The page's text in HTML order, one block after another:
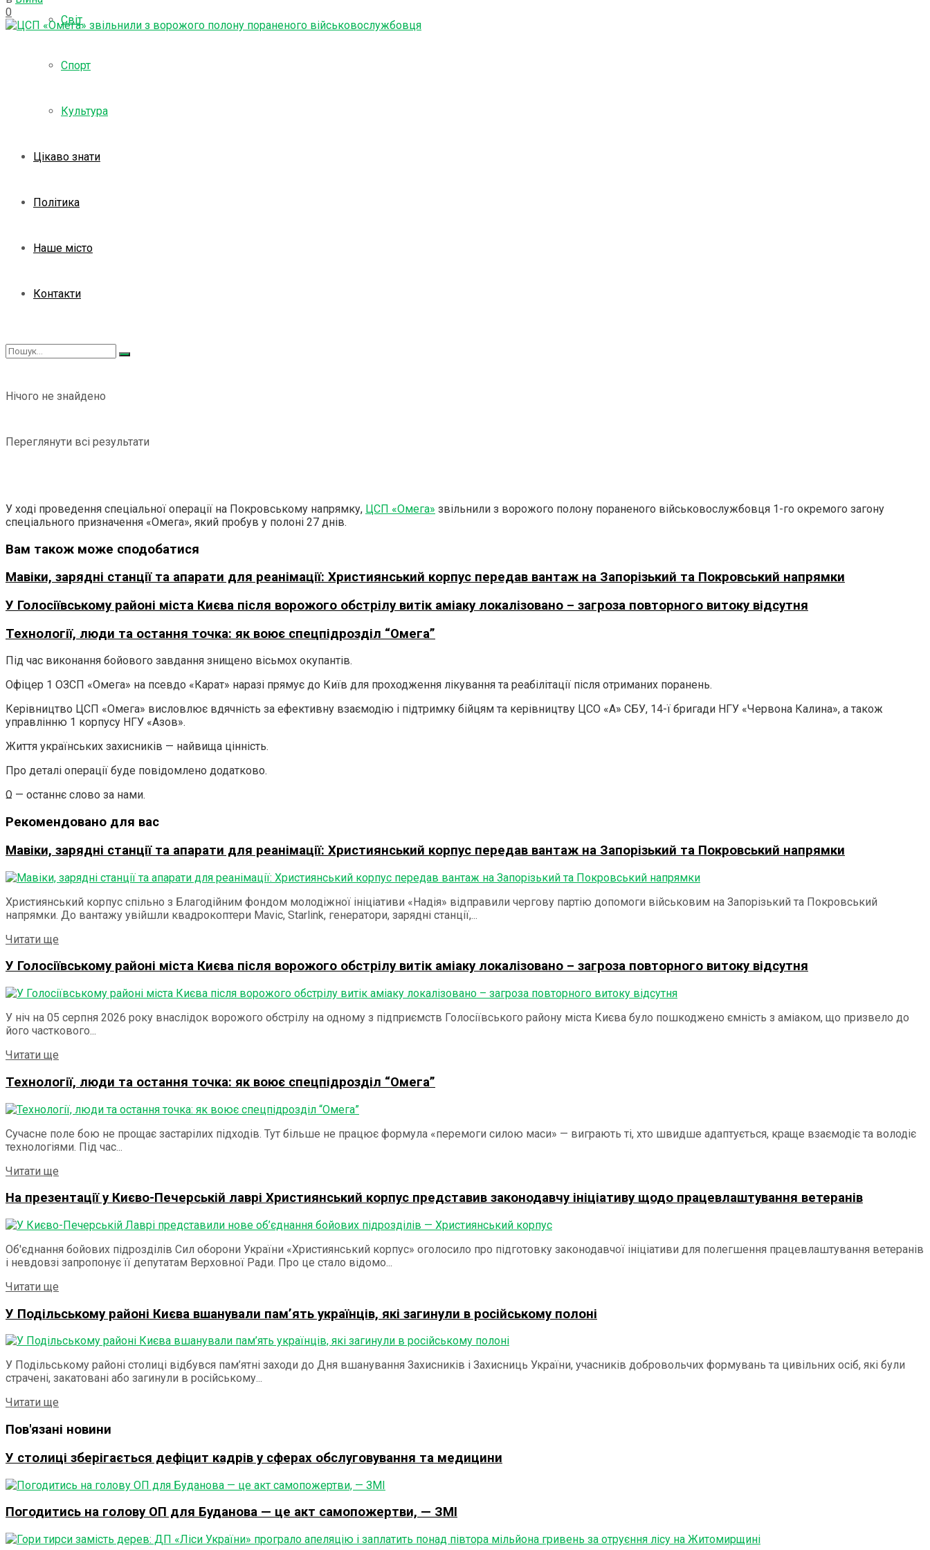
Світ
Спорт
Культура
Цікаво знати
Політика
Наше місто
Контакти
Нічого не знайдено
Переглянути всі результати
0
У ході проведення спеціальної операції на Покровському напрямку, ЦСП «Омега» звільнили з ворожого полону пораненого військовослужбовця 1-го окремого загону
спеціального призначення «Омега», який пробув у полоні 27 днів.
Вам також може сподобатися
Мавіки, зарядні станції та апарати для реанімації: Християнський корпус передав вантаж на Запорізький та Покровський напрямки
У Голосіївському районі міста Києва після ворожого обстрілу витік аміаку локалізовано – загроза повторного витоку відсутня
Технології, люди та остання точка: як воює спецпідрозділ “Омега”
Під час виконання бойового завдання знищено вісьмох окупантів.
Офіцер 1 ОЗСП «Омега» на псевдо «Карат» наразі прямує до Київ для проходження лікування та реабілітації після отриманих поранень.
Керівництво ЦСП «Омега» висловлює вдячність за ефективну взаємодію і підтримку бійцям та керівництву ЦСО «А» СБУ, 14-ї бригади НГУ «Червона Калина», а також
управлінню 1 корпусу НГУ «Азов».
Життя українських захисників — найвища цінність.
Про деталі операції буде повідомлено додатково.
Ω — останнє слово за нами.
Рекомендовано для вас
Мавіки, зарядні станції та апарати для реанімації: Християнський корпус передав вантаж на Запорізький та Покровський напрямки
Християнський корпус спільно з Благодійним фондом молодіжної ініціативи «Надія» відправили чергову партію допомоги військовим на Запорізький та Покровський
напрямки. До вантажу увійшли квадрокоптери Mavic, Starlink, генератори, зарядні станції,...
Читати ще
У Голосіївському районі міста Києва після ворожого обстрілу витік аміаку локалізовано – загроза повторного витоку відсутня
У ніч на 05 серпня 2026 року внаслідок ворожого обстрілу на одному з підприємств Голосіївського району міста Києва було пошкоджено ємність з аміаком, що призвело до
його часткового...
Читати ще
Технології, люди та остання точка: як воює спецпідрозділ “Омега”
Сучасне поле бою не прощає застарілих підходів. Тут більше не працює формула «перемоги силою маси» — виграють ті, хто швидше адаптується, краще взаємодіє та володіє
технологіями. Під час...
Читати ще
На презентації у Києво-Печерській лаврі Християнський корпус представив законодавчу ініціативу щодо працевлаштування ветеранів
Об'єднання бойових підрозділів Сил оборони України «Християнський корпус» оголосило про підготовку законодавчої ініціативи для полегшення працевлаштування ветеранів
і невдовзі запропонує її депутатам Верховної Ради. Про це стало відомо...
Читати ще
У Подільському районі Києва вшанували пам’ять українців, які загинули в російському полоні
У Подільському районі столиці відбувся пам’ятні заходи до Дня вшанування Захисників і Захисниць України, учасників добровольчих формувань та цивільних осіб, які були
страчені, закатовані або загинули в російському...
Читати ще
Пов'язані новини
У столиці зберігається дефіцит кадрів у сферах обслуговування та медицини
Погодитись на голову ОП для Буданова — це акт самопожертви, — ЗМІ